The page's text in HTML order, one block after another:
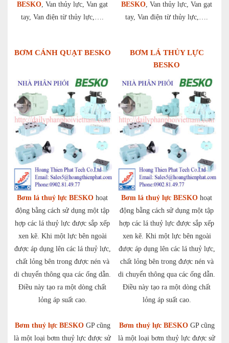
BESKO, Van thủy lực, Van gạt
tay, Van điện từ thủy lực,….
BƠM CÁNH QUẠT BESKO
BESKO, Van thủy lực, Van gạt
tay, Van điện từ thủy lực,….
BƠM LÁ THỦY LỰC
BESKO
Bơm lá thuỷ lực BESKO hoạt
động bằng cách sử dụng một tập
hợp các lá thuỷ lực được sắp xếp
xen kẽ. Khi một lực bên ngoài
được áp dụng lên các lá thuỷ lực,
chất lỏng bên trong được nén và
di chuyển thông qua các ống dẫn.
Điều này tạo ra một dòng chất
lỏng áp suất cao.
Bơm thuỷ lực BESKOGP cũng
là một loại bơm thuỷ lực được sử
Bơm lá thuỷ lực BESKO hoạt
động bằng cách sử dụng một tập
hợp các lá thuỷ lực được sắp xếp
xen kẽ. Khi một lực bên ngoài
được áp dụng lên các lá thuỷ lực,
chất lỏng bên trong được nén và
di chuyển thông qua các ống dẫn.
Điều này tạo ra một dòng chất
lỏng áp suất cao.
Bơm thuỷ lực BESKOGP cũng
là một loại bơm thuỷ lực được sử